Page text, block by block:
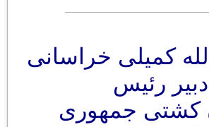
کمیلی خراسانی
رئیس
کشتی جمهوری